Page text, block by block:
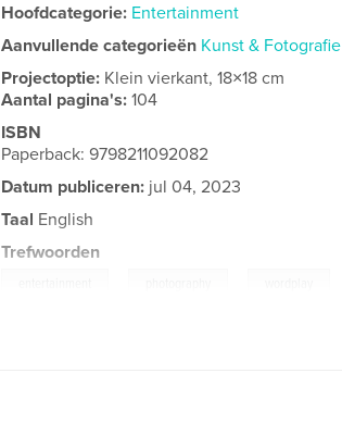
Hoofdcategorie: Entertainment
Aanvullende categorieën Kunst & Fotografie
Projectoptie: Klein vierkant, 18×18 cm
Aantal pagina's:104
ISBN
Paperback: 9798211092082
Datum publiceren: jul 04, 2023
Taal English
Trefwoorden